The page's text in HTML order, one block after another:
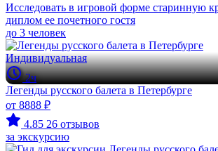
Исследовать в игровой форме старинную
диплом ее почетного гостя
до 3 человек
Индивидуальная
2ч
Легенды русского балета в Петербурге
от 8888 ₽
4.85 26 отзывов
за экскурсию